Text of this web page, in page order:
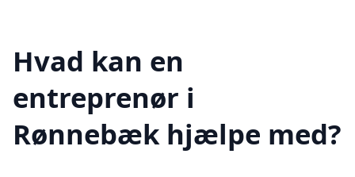
Hvad kan en
entreprenør i
Rønnebæk hjælpe med?